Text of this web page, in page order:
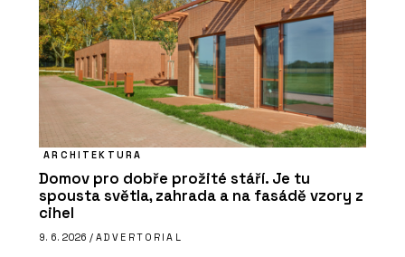
ARCHITEKTURA
Domov pro dobře prožité stáří. Je tu
spousta světla, zahrada a na fasádě vzory z
cihel
9. 6. 2026 / ADVERTORIAL